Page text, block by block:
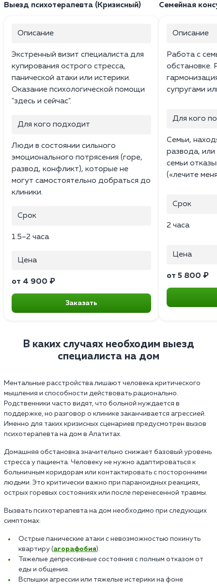
Выезд психотерапевта (Кризисный)
Описание
Экстренный визит специалиста для
купирования острого стресса,
панической атаки или истерики.
Оказание психологической помощи
"здесь и сейчас".
Для кого подходит
Люди в состоянии сильного
эмоционального потрясения (горе,
развод, конфликт), которые не
могут самостоятельно добраться до
клиники.
Срок
1.5–2 часа
Цена
от 4 900 ₽
Заказать
Семейная
Описание
Работа с
обстановке.
супругами
Для кого
Семьи,
развода, или
семьи
(«лечите
Срок
2 часа
Цена
от 5 800 ₽
В каких случаях необходим выезд
специалиста на дом
Ментальные расстройства лишают человека критического
мышления и способности действовать рационально.
Родственники часто видят, что больной нуждается в
поддержке, но разговор о клинике заканчивается агрессией.
Именно для таких кризисных сценариев предусмотрен вызов
психотерапевта на дом в Апатитах.
Домашняя обстановка значительно снижает базовый уровень
стресса у пациента. Человеку не нужно адаптироваться к
больничным коридорам или контактировать с посторонними
людьми. Это критически важно при параноидных реакциях,
острых горевых состояниях или после перенесенной травмы.
Вызвать психотерапевта на дом необходимо при следующих
симптомах:
Острые панические атаки с невозможностью покинуть
квартиру (агорафобия).
Тяжелые депрессивные состояния с полным отказом от
еды и общения.
Вспышки агрессии или тяжелые истерики на фоне